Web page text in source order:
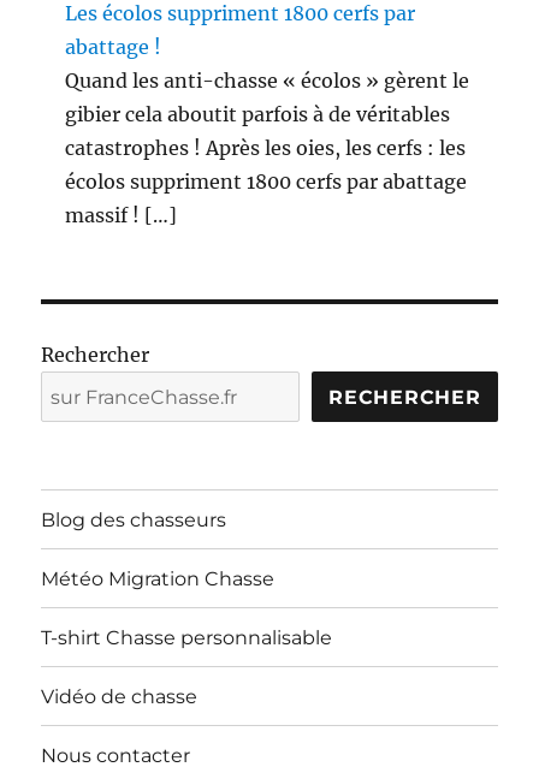
Les écolos suppriment 1800 cerfs par
abattage !
Quand les anti-chasse « écolos » gèrent le
gibier cela aboutit parfois à de véritables
catastrophes ! Après les oies, les cerfs : les
écolos suppriment 1800 cerfs par abattage
massif ! […]
Rechercher
RECHERCHER
Blog des chasseurs
Météo Migration Chasse
T-shirt Chasse personnalisable
Vidéo de chasse
Nous contacter